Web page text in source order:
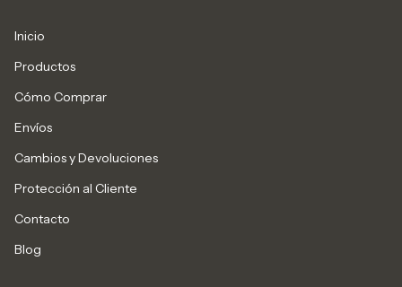
Inicio
Productos
Cómo Comprar
Envíos
Cambios y Devoluciones
Protección al Cliente
Contacto
Blog